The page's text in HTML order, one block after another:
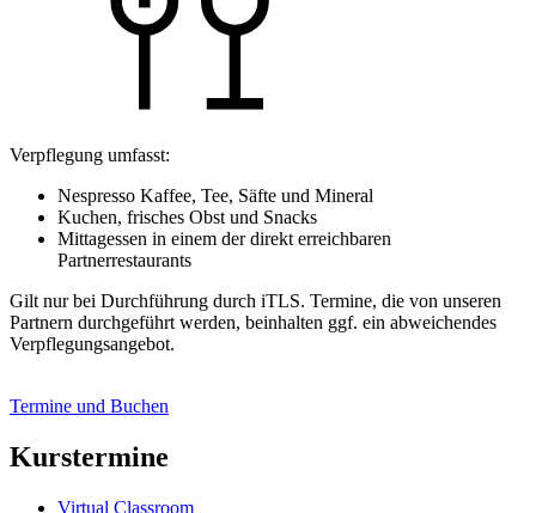
Verpflegung umfasst:
Nespresso Kaffee, Tee, Säfte und Mineral
Kuchen, frisches Obst und Snacks
Mittagessen in einem der direkt erreichbaren
Partnerrestaurants
Gilt nur bei Durchführung durch iTLS. Termine, die von unseren
Partnern durchgeführt werden, beinhalten ggf. ein abweichendes
Verpflegungsangebot.
Termine und Buchen
Kurstermine
Virtual Classroom